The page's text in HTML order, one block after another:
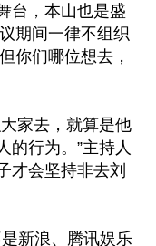
台，本山也是盛
期间一律不组织
你们哪位想去，
家去，就算是他
的行为。”主持人
才会坚持非去刘